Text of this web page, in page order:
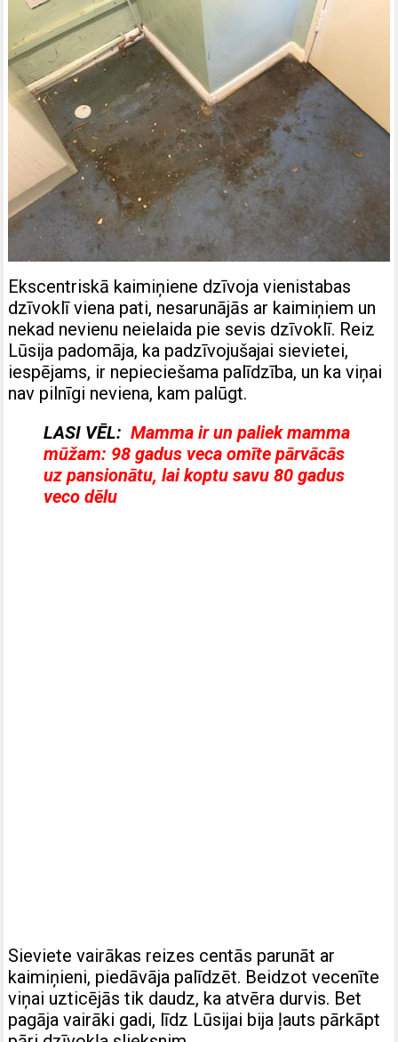
Ekscentriskā kaimiņiene dzīvoja vienistabas
dzīvoklī viena pati, nesarunājās ar kaimiņiem un
nekad nevienu neielaida pie sevis dzīvoklī. Reiz
Lūsija padomāja, ka padzīvojušajai sievietei,
iespējams, ir nepieciešama palīdzība, un ka viņai
nav pilnīgi neviena, kam palūgt.
LASI VĒL: Mamma ir un paliek mamma
mūžam: 98 gadus veca omīte pārvācās
uz pansionātu, lai koptu savu 80 gadus
veco dēlu
Sieviete vairākas reizes centās parunāt ar
kaimiņieni, piedāvāja palīdzēt. Beidzot vecenīte
viņai uzticējās tik daudz, ka atvēra durvis. Bet
pagāja vairāki gadi, līdz Lūsijai bija ļauts pārkāpt